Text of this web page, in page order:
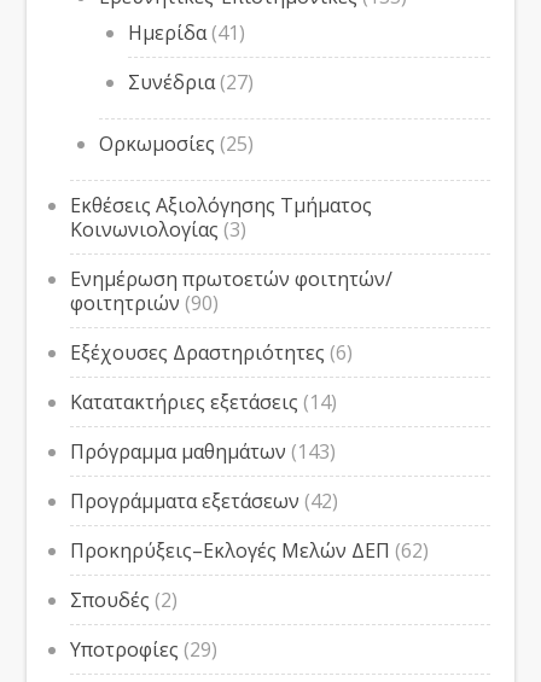
Ημερίδα(41)
Συνέδρια(27)
Ορκωμοσίες (25)
Εκθέσεις Αξιολόγησης Τμήματος
Κοινωνιολογίας (3)
Ενημέρωση πρωτοετών φοιτητών/
φοιτητριών (90)
Εξέχουσες Δραστηριότητες (6)
Κατατακτήριες εξετάσεις (14)
Πρόγραμμα μαθημάτων (143)
Προγράμματα εξετάσεων (42)
Προκηρύξεις–Εκλογές Μελών ΔΕΠ (62)
Σπουδές (2)
Υποτροφίες (29)